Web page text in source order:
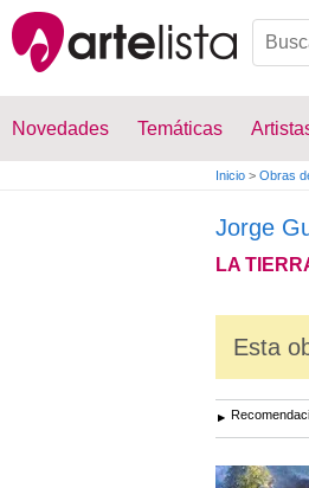
Novedades Temáticas
Inicio > Obras
Jorge
LA
Esta